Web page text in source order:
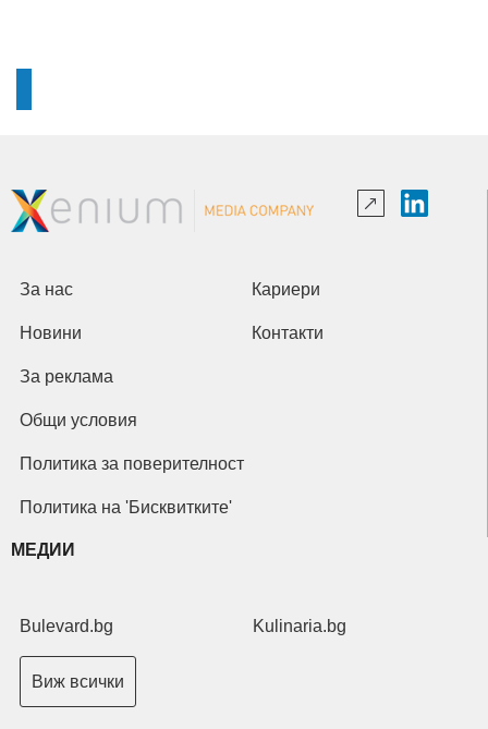
За нас Кариери
Новини Контакти
За реклама
Общи условия
Политика за поверителност
Политика на 'Бисквитките'
МЕДИИ
Bulevard.bg Kulinaria.bg
Виж всички